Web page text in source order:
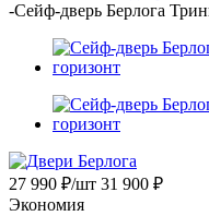
-Сейф-дверь Берлога
27 990 ₽/шт 31 900 ₽
Экономия